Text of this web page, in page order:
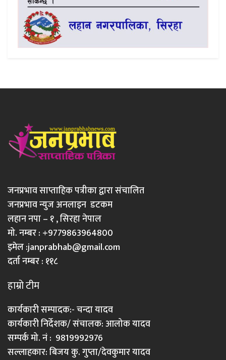
जनप्रभाव साप्ताहिक पत्रीका द्वारा संचालित
जनप्रभाव न्युज अनलाइन डटकम
लहान नपा – १ , सिरहा नेपाल
मो. नम्बर : +9779863964800
इमेल :janprabhab@gmail.com
दर्ता नम्बर : ११८
हाम्रो टीम
कार्यकारी सम्पादक:- चन्दा यादव
कार्यकारी निर्देशक/ संचालक: आलोक यादव
सम्पर्क मो. नं : 9819992976
सल्लाहकार: बिजय कु. गुप्ता/देवकुमार यादव